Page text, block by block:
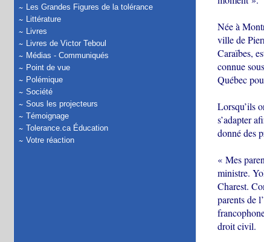
Les Grandes Figures de la tolérance
Littérature
Livres
Livres de Victor Teboul
Médias - Communiqués
Point de vue
Polémique
Société
Sous les projecteurs
Témoignage
Tolerance.ca Éducation
Votre réaction
Née à
ville de
Caraïbes,
connue
Québec
Lorsqu’ils
s’adapter
donné des
« Mes
ministre.
Charest.
parents de
droit civil.